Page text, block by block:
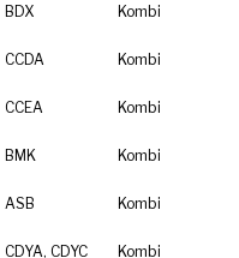
BDX Kombi
CCDA Kombi
CCEA Kombi
BMK Kombi
ASB Kombi
CDYA, CDYC Kombi